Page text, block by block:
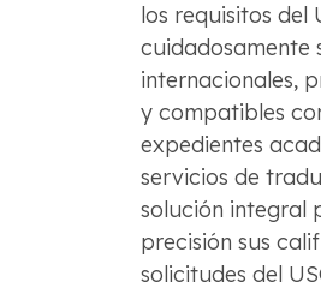
los requisitos del
cuidadosamente
internacionales,
y compatibles
expedientes
servicios de
solución integral
precisión sus
solicitudes del